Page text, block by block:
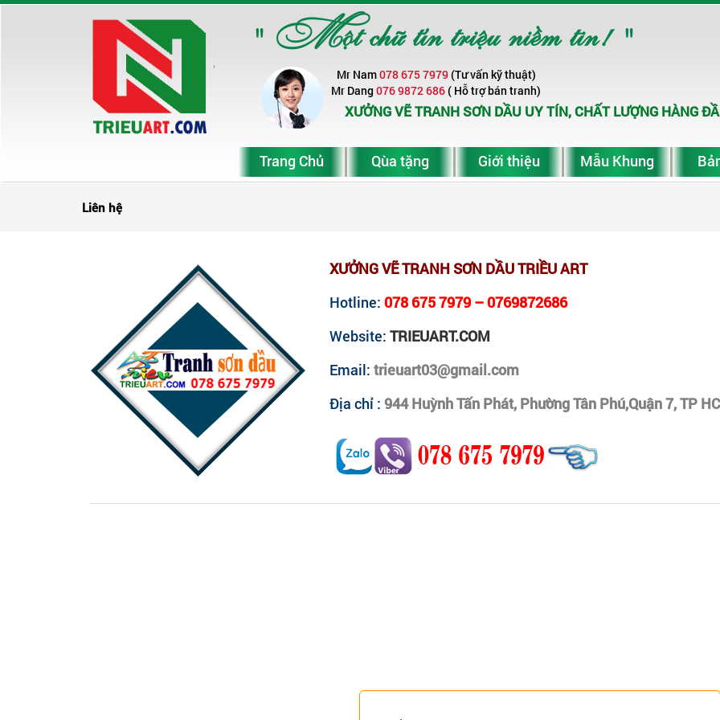
" Một chữ tín triệu niềm tin! "
Mr Nam078 675 7979(Tư vấn kỹ thuật)
Mr Dang 076 9872 686( Hỗ trợ bán tranh)
XƯỞNG VẼ TRANH SƠN DẦU UY TÍN, CHẤT LƯỢNG HÀNG
Trang Chủ Qùa tặng Giới thiệu Mẫu Khung
Liên hệ
XƯỞNG VẼ TRANH SƠN DẦU TRIỀU ART
Hotline: 078 675 7979 – 0769872686
Website: TRIEUART.COM
Email: trieuart03@gmail.com
Địa chỉ : 944 Huỳnh Tấn Phát, Phường Tân Phú,Quận 7, TP